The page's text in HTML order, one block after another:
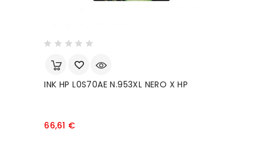
INK HP L0S70AE N.953XL NERO X HP
66,61 €Prezzo